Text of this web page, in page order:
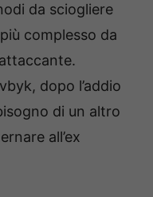
da sciogliere
complesso da
dopo l’addio
di un altro
all’ex